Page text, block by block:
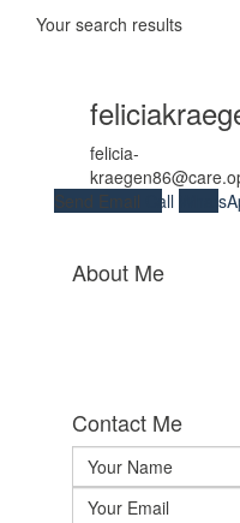
Your search results
felicia-
Send Email
Call
About Me
Contact Me